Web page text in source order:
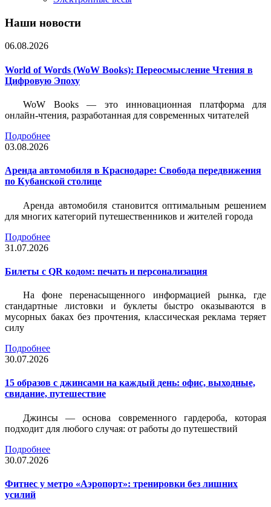
Наши новости
06.08.2026
World of Words (WoW Books): Переосмысление Чтения в
Цифровую Эпоху
WoW Books — это инновационная платформа для
онлайн-чтения, разработанная для современных читателей
Подробнее
03.08.2026
Аренда автомобиля в Краснодаре: Свобода передвижения
по Кубанской столице
Аренда автомобиля становится оптимальным решением
для многих категорий путешественников и жителей города
Подробнее
31.07.2026
Билеты c QR кодом: печать и персонализация
На фоне перенасыщенного информацией рынка, где
стандартные листовки и буклеты быстро оказываются в
мусорных баках без прочтения, классическая реклама теряет
силу
Подробнее
30.07.2026
15 образов с джинсами на каждый день: офис, выходные,
свидание, путешествие
Джинсы — основа современного гардероба, которая
подходит для любого случая: от работы до путешествий
Подробнее
30.07.2026
Фитнес у метро «Аэропорт»: тренировки без лишних
усилий